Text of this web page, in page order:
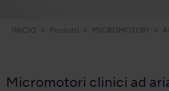
INICIO Prodotti MICROMOTORI
Micromotori clinici ad